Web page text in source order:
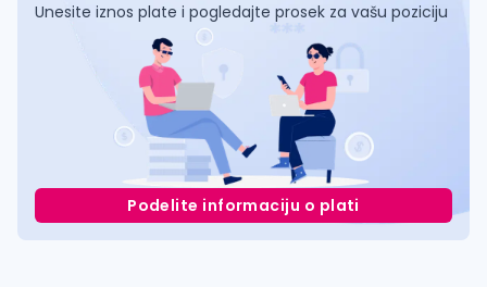
Unesite iznos plate i pogledajte prosek za vašu poziciju
Podelite informaciju o plati